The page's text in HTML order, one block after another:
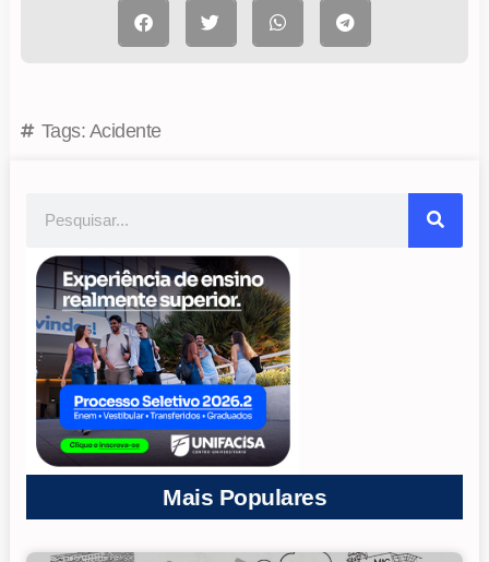
Tags: Acidente
Mais Populares